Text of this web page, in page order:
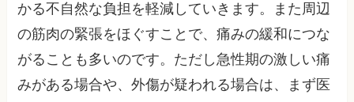
かる不自然な負担を軽減していきます。また周辺
の筋肉の緊張をほぐすことで、痛みの緩和につな
がることも多いのです。ただし急性期の激しい痛
みがある場合や、外傷が疑われる場合は、まず医